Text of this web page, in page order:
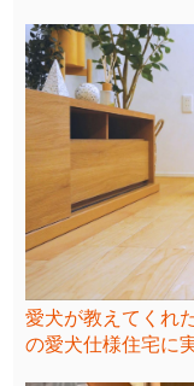
愛犬が教えてくれ
の愛犬仕様住宅に